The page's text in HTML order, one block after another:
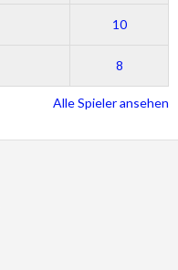
10
8
Alle Spieler ansehen